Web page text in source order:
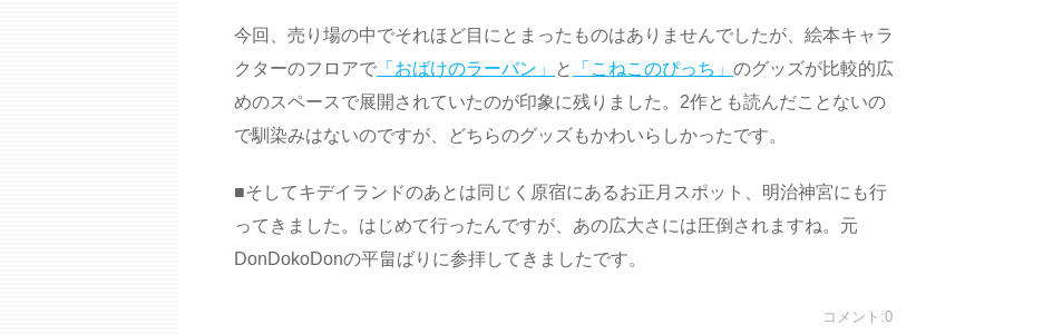
今回、売り場の中でそれほど目にとまったものはありませんでしたが、絵本キャラ
クターのフロアで 「おばけのラーバン」 と 「こねこのぴっち」 のグッズが比較的広
めのスペースで展開されていたのが印象に残りました。2作とも読んだことないの
で馴染みはないのですが、どちらのグッズもかわいらしかったです。
■そしてキデイランドのあとは同じく原宿にあるお正月スポット、明治神宮にも行
ってきました。はじめて行ったんですが、あの広大さには圧倒されますね。元
DonDokoDonの平畠ばりに参拝してきましたです。
コメント:0